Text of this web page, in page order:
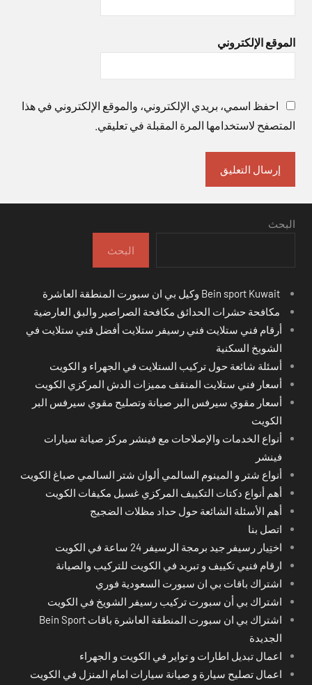
الموقع الإلكتروني
احفظ اسمي، بريدي الإلكتروني، والموقع الإلكتروني في هذا
المتصفح لاستخدامها المرة المقبلة في تعليقي.
البحث
البحث
مكافحة حشرات الحدائق مكافحة الصراصير والبق العارضية
أرقام فني ستلايت فني رسيفر ستلايت أفضل فني ستلايت في
الشويخ السكنية
أسئلة شائعة حول تركيب الستلايت في الجهراء و الكويت
أسعار فني ستلايت المنقف مميزات الدش المركزي الكويت
أسعار مقوي سيرفس البر صيانة وتصليح مقوي سيرفس البر
الكويت
أنواع الخدمات والإصلاحات مع فينشر مركز صيانة سيارات
فينشر
أنواع شتر و المينوم السالمي ألوان شتر السالمي صباغ الكويت
أهم أنواع دكتات التكييف المركزي غسيل مكيفات الكويت
أهم الأسئلة الشائعة حول حداد مظلات الضجيج
اتصل بنا
اختِيار رسيفر جيد برمجة الرسيفر 24 ساعة في الكويت
ارقام فنيي تكييف و تبريد في الكويت للتركيب والصيانة
اشتراك باقات بي ان سبورت السعودية فوري
اشتراك بي أن سبورت تركيب رسيفر الشويخ في الكويت
اشتراك بي ان سبورت المنطقة العاشرة باقات Bein Sport
الجديدة
اعمال تبديل اطارات و تواير في الكويت و الجهراء
اعمال تصليح سيارة و صيانة سيارات امام المنزل في الكويت